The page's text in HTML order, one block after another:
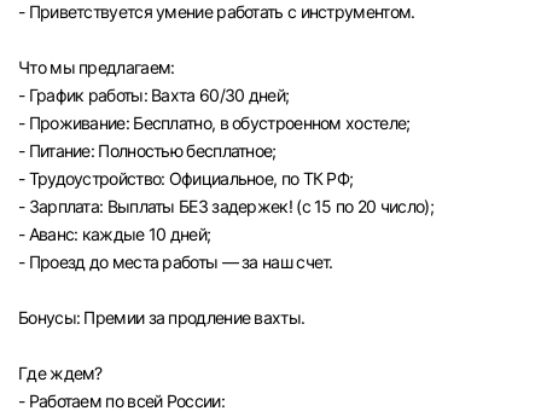
Курган
Уфа
- Приветствуется умение работать с инструментом.
Что мы предлагаем:
- График работы: Вахта 60/30 дней;
- Проживание: Бесплатно, в обустроенном хостеле;
- Питание: Полностью бесплатное;
- Трудоустройство: Официальное, по ТК РФ;
- Зарплата: Выплаты БЕЗ задержек! (с 15 по 20 число);
- Аванс: каждые 10 дней;
- Проезд до места работы — за наш счет.
Бонусы: Премии за продление вахты.
Где ждем?
- Работаем по всей России: